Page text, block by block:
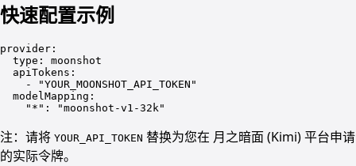
快速配置示例
provider:
  type: moonshot
  apiTokens:
    - "YOUR_MOONSHOT_API_TOKEN"
  modelMapping:
    "*": "moonshot-v1-32k"
注：请将 YOUR_API_TOKEN 替换为您在 月之暗面 (Kimi) 平台申请
的实际令牌。